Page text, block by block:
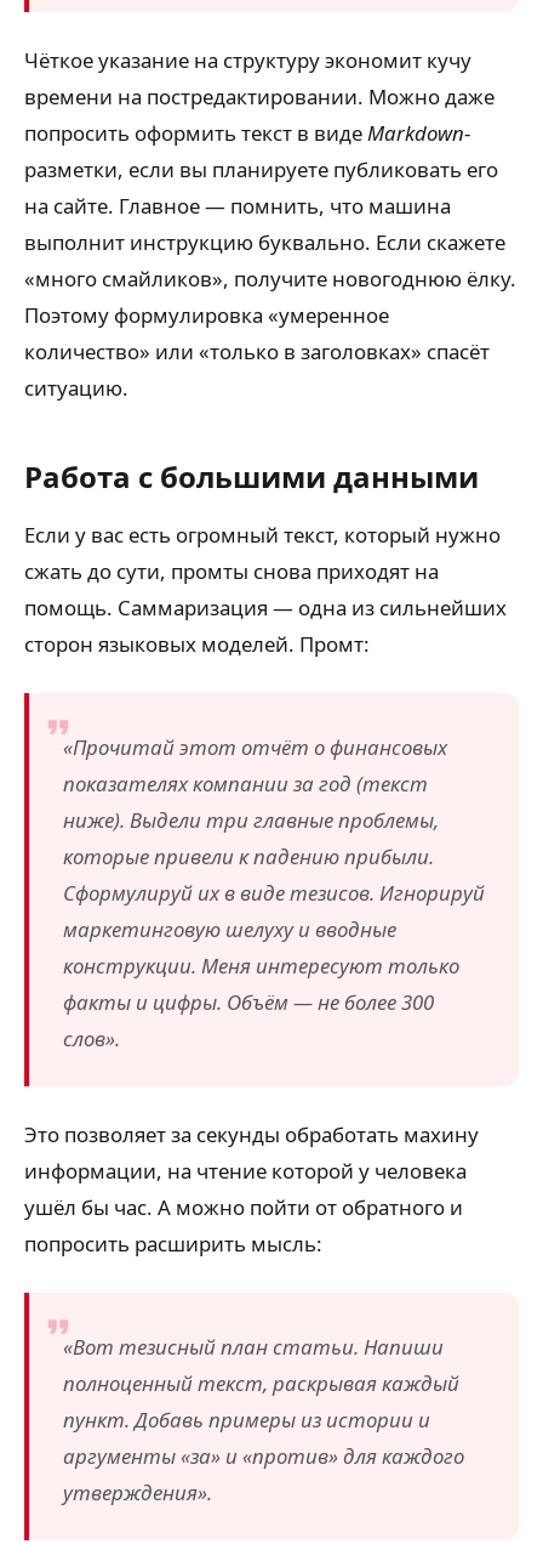
Чёткое указание на структуру экономит кучу
времени на постредактировании. Можно даже
попросить оформить текст в видеMarkdown-
разметки, если вы планируете публиковать его
на сайте. Главное — помнить, что машина
выполнит инструкцию буквально. Если скажете
«много смайликов», получите новогоднюю ёлку.
Поэтому формулировка «умеренное
количество» или «только в заголовках» спасёт
ситуацию.
Работа с большими данными
Если у вас есть огромный текст, который нужно
сжать до сути, промты снова приходят на
помощь. Саммаризация — одна из сильнейших
сторон языковых моделей. Промт:
«Прочитай этот отчёт о финансовых
показателях компании за год (текст
ниже). Выдели три главные проблемы,
которые привели к падению прибыли.
Сформулируй их в виде тезисов. Игнорируй
маркетинговую шелуху и вводные
конструкции. Меня интересуют только
факты и цифры. Объём — не более 300
слов».
Это позволяет за секунды обработать махину
информации, на чтение которой у человека
ушёл бы час. А можно пойти от обратного и
попросить расширить мысль:
«Вот тезисный план статьи. Напиши
полноценный текст, раскрывая каждый
пункт. Добавь примеры из истории и
аргументы «за» и «против» для каждого
утверждения».